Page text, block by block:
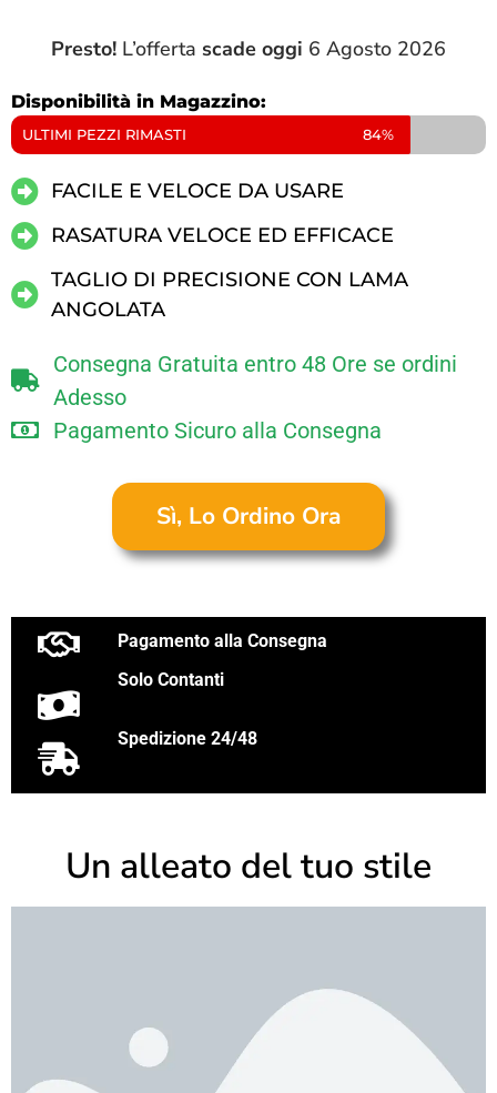
Presto! L’offerta scade oggi 6 Agosto 2026
Disponibilità in Magazzino:
ULTIMI PEZZI RIMASTI 84%
FACILE E VELOCE DA USARE
RASATURA VELOCE ED EFFICACE
TAGLIO DI PRECISIONE CON LAMA
ANGOLATA
Consegna Gratuita entro 48 Ore se ordini
Adesso
Pagamento Sicuro alla Consegna
Sì, Lo Ordino Ora
Pagamento alla Consegna
Solo Contanti
Spedizione 24/48
Un alleato del tuo stile